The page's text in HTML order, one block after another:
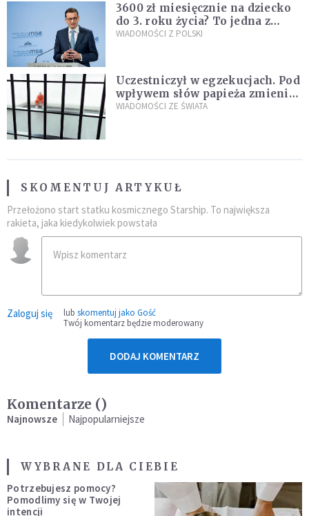
3600 zł miesięcznie na dziecko
do 3. roku życia? To jedna z
propozycji programu "Rozwój
WIADOMOŚCI Z POLSKI
Uczestniczył w egzekucjach. Pod
wpływem słów papieża zmienił
zdanie
WIADOMOŚCI ZE ŚWIATA
SKOMENTUJ ARTYKUŁ
Przełożono start statku kosmicznego Starship. To największa
rakieta, jaka kiedykolwiek powstała
Zaloguj się lub skomentuj jako Gość
Twój komentarz będzie moderowany
DODAJ KOMENTARZ
Komentarze ()
Najnowsze Najpopularniejsze
WYBRANE DLA CIEBIE
Potrzebujesz pomocy?
Pomodlimy się w Twojej
intencji